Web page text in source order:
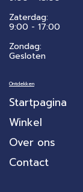
Zaterdag:
​9:00 - 17:00
Zondag:
Gesloten
Ontdekken
Startpagina
Winkel
Over ons
Contact